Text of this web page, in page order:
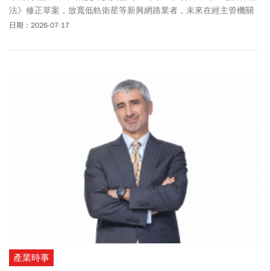
法》修正草案，放寬低軌衛星等新興網路業者，未來在經主管機關
審酌後，不受現行「董事長須具中華民國國籍」以及外資持股上限
條規定，外資不得直接經營電信事業，須由本地業者營運，且外資
持股不得超過五成。中華電信董事長簡志誠也表示，即便未來放寬
相關規範，仍應該要兼顧國家安全國家安全、電信監理、資料治理
等面向。至於外界認為是替Starlink來台
作，中華電信抱持開放態度，不排除成立合資公司、爭取代理權，
甚至希望能取得獨家代理資格，但仍須視Starlink自身商業規畫而
日期：2026-07-17
產業時事